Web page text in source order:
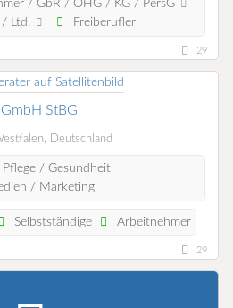
/ GbR / OHG / KG / PersG
Ltd.
Freiberufler
29
StBG
Deutschland
/ Gesundheit
/ Marketing
Selbstständige Arbeitnehmer
29